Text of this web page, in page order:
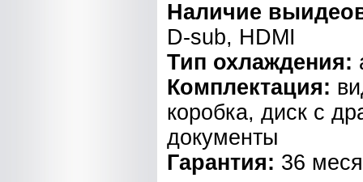
Наличие
D-sub, HDMI
Тип охлаждения:
Комплектация:
коробка, диск с
документы
Гарантия: 36